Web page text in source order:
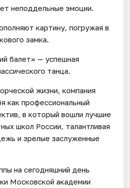
неподдельные эмоции.
картину, погружая в
замка.
балет» — успешная
танца.
жизни, компания
как профессиональный
в который вошли лучшие
школ России, талантливая
и зрелые заслуженные
на сегодняшний день
Московской академии